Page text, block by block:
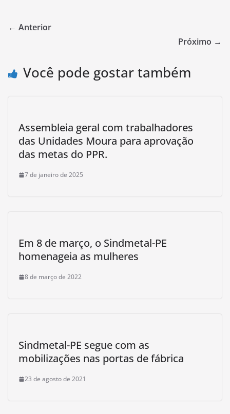
← Anterior
Próximo →
Você pode gostar também
Assembleia geral com trabalhadores
das Unidades Moura para aprovação
das metas do PPR.
7 de janeiro de 2025
Em 8 de março, o Sindmetal-PE
homenageia as mulheres
8 de março de 2022
Sindmetal-PE segue com as
mobilizações nas portas de fábrica
23 de agosto de 2021